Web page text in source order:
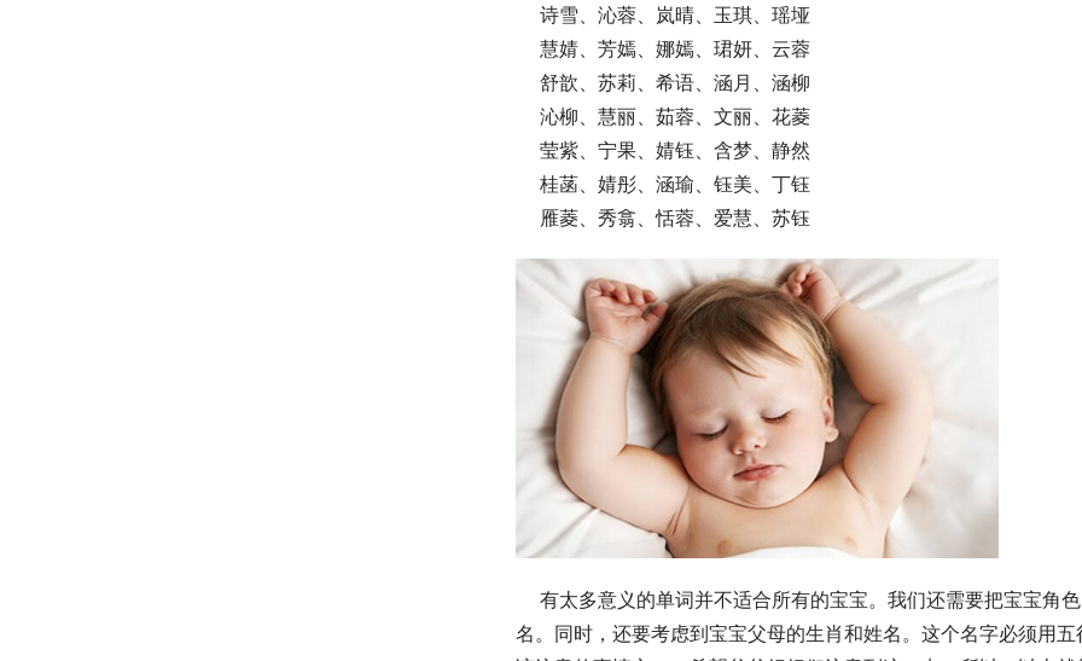
诗雪、沁蓉、岚晴、玉琪、瑶垭
慧婧、芳嫣、娜嫣、珺妍、云蓉
舒歆、苏莉、希语、涵月、涵柳
沁柳、慧丽、茹蓉、文丽、花菱
莹紫、宁果、婧钰、含梦、静然
桂菡、婧彤、涵瑜、钰美、丁钰
雁菱、秀翕、恬蓉、爱慧、苏钰
名。同时，还要考虑到宝宝父母的生肖和姓名。这个名字必须用